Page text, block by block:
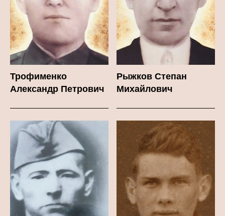
Трофименко
Александр Петрович
Рыжков Степан
Михайлович